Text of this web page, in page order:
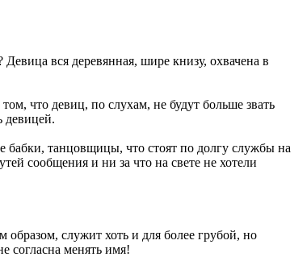
вся деревянная, шире книзу, охвачена в
что девиц, по слухам, не будут больше звать
девицей.
танцовщицы, что стоят по долгу службы на
сообщения и ни за что на свете не хотели
служит хоть и для более грубой, но
согласна менять имя!